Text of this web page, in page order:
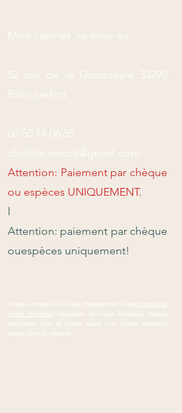
Mon cabinet se situe au:
52 rue de la Gabarreyre 33290
Blanquefort
06 50 14 06 55
clotilde.merza@gmail.com
Attention: Paiement par chèque
ou espèces UNIQUEMENT.
l​
​Attention: paiement par chèque
ouespèces uniquement!
Therapie, therapie de couple, therapeute de couple,
therapie de
, therapeute de couple bordeaux, therapie
individuelle, crise de couple, sauver mon couple, separation
couple, divorce, infidélité.